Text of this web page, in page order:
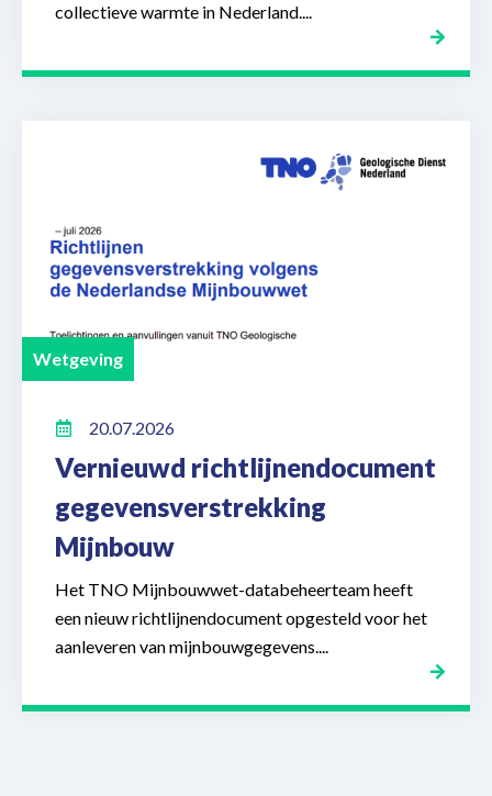
collectieve warmte in Nederland....
Wetgeving
20.07.2026
Vernieuwd richtlijnendocument
gegevensverstrekking
Mijnbouw
Het TNO Mijnbouwwet-databeheerteam heeft
een nieuw richtlijnendocument opgesteld voor het
aanleveren van mijnbouwgegevens....